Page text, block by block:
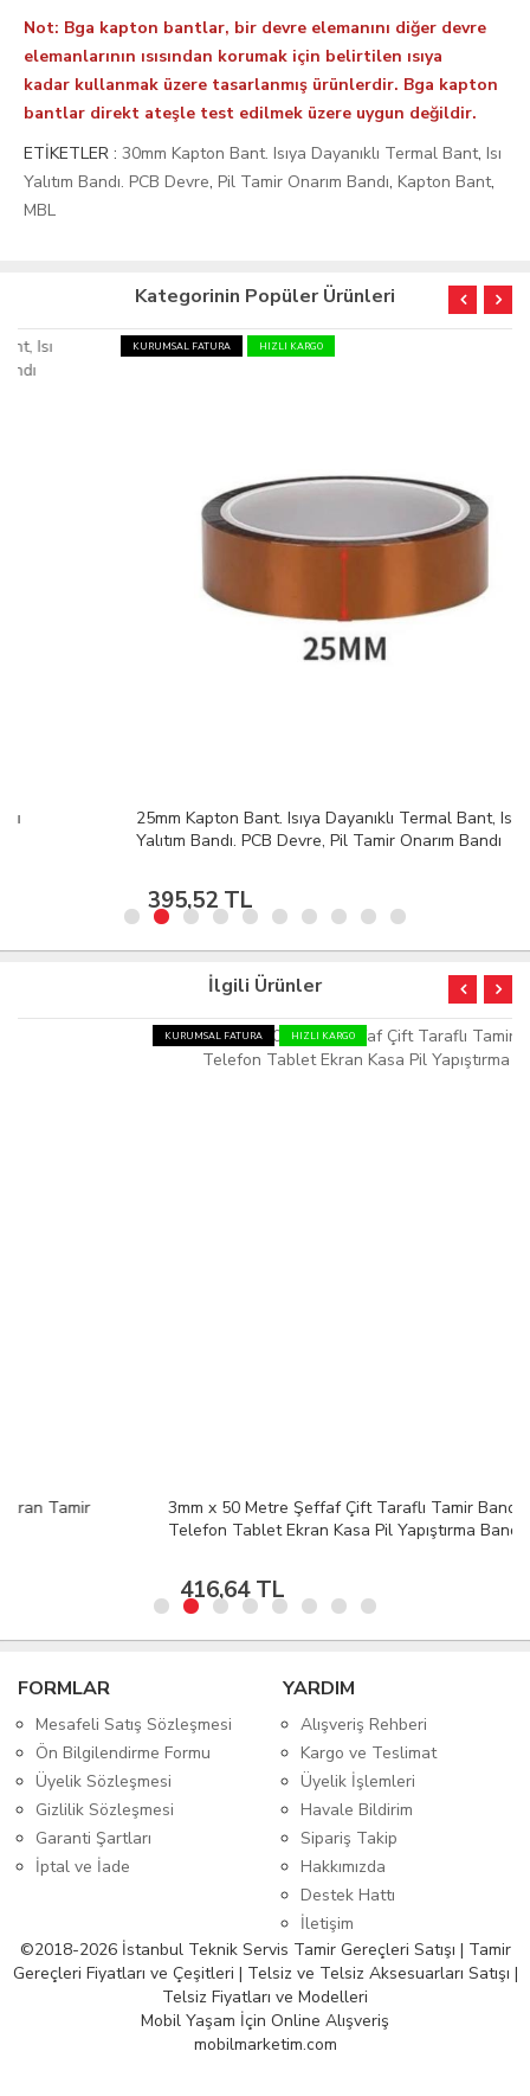
Not: Bga kapton bantlar, bir devre elemanını diğer devre
elemanlarının ısısından korumak için belirtilen ısıya
kadar kullanmak üzere tasarlanmış ürünlerdir. Bga kapton
bantlar direkt ateşle test edilmek üzere uygun değildir.
ETİKETLER : 30mm Kapton Bant. Isıya Dayanıklı Termal Bant, Isı
Yalıtım Bandı. PCB Devre, Pil Tamir Onarım Bandı, Kapton Bant,
MBL
Kategorinin Popüler Ürünleri
KURUMSAL FATURA HIZLI KARGO
25mm Kapton Bant. Isıya Dayanıklı Termal Bant, Isı
Yalıtım Bandı. PCB Devre, Pil Tamir Onarım Bandı
395,52 TL
İlgili Ürünler
HIZLI KARGO
3mm x 50 Metre Şeffaf Çift Taraflı Tamir Bandı |
Telefon Tablet Ekran Kasa Pil Yapıştırma Bandı
FORMLAR
Mesafeli Satış Sözleşmesi
Ön Bilgilendirme Formu
Üyelik Sözleşmesi
Gizlilik Sözleşmesi
Garanti Şartları
İptal ve İade
YARDIM
Alışveriş Rehberi
Kargo ve Teslimat
Üyelik İşlemleri
Havale Bildirim
Sipariş Takip
Hakkımızda
Destek Hattı
İletişim
©2018-2026 İstanbul Teknik Servis Tamir Gereçleri Satışı | Tamir
Gereçleri Fiyatları ve Çeşitleri | Telsiz ve Telsiz Aksesuarları Satışı |
Telsiz Fiyatları ve Modelleri
Mobil Yaşam İçin Online Alışveriş
mobilmarketim.com